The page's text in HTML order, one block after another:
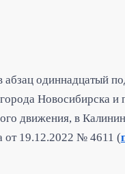
одиннадцатый
Новосибирска и
движения, в
от 19.12.2022 № 4611 (